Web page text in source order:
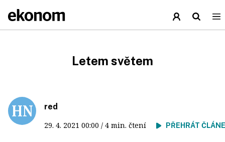
Letem světem
red
29. 4. 2021 00:00 / 4 min. čtení PŘEHRÁT